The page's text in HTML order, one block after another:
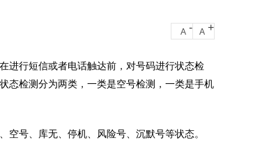
A - A +
行短信或者电话触达前，对号码进行状态检
态检测分为两类，一类是空号检测，一类是手机
空号、库无、停机、风险号、沉默号等状态。